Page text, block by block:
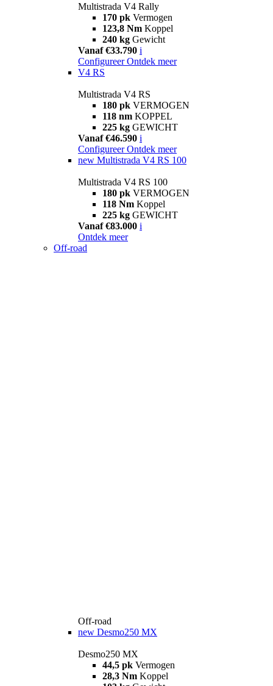
Multistrada V4 Rally
170 pk Vermogen
123,8 Nm Koppel
240 kg Gewicht
Vanaf €33.790 i
Configureer Ontdek meer
V4 RS
Multistrada V4 RS
180 pk VERMOGEN
118 nm KOPPEL
225 kg GEWICHT
Vanaf €46.590 i
Configureer Ontdek meer
new Multistrada V4 RS 100
Multistrada V4 RS 100
180 pk VERMOGEN
118 Nm Koppel
225 kg GEWICHT
Vanaf €83.000 i
Ontdek meer
Off-road
Off-road
new Desmo250 MX
Desmo250 MX
44,5 pk Vermogen
28,3 Nm Koppel